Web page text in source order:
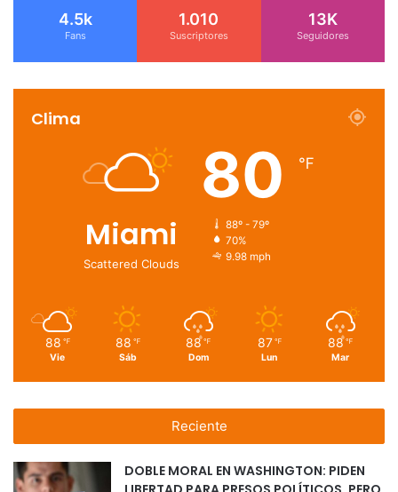
4.5k
Fans
1.010
Suscriptores
13K
Seguidores
Clima
Miami
Scattered Clouds
80 ℉
88º - 79º
70%
9.98 mph
88 ℉
Vie
88 ℉
Sáb
88 ℉
Dom
87 ℉
Lun
88 ℉
Mar
Reciente
DOBLE MORAL EN WASHINGTON: PIDEN